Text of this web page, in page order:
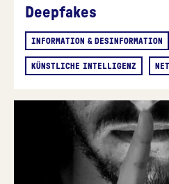
Deepfakes
INFORMATION & DESINFORMATION
KÜNSTLICHE INTELLIGENZ